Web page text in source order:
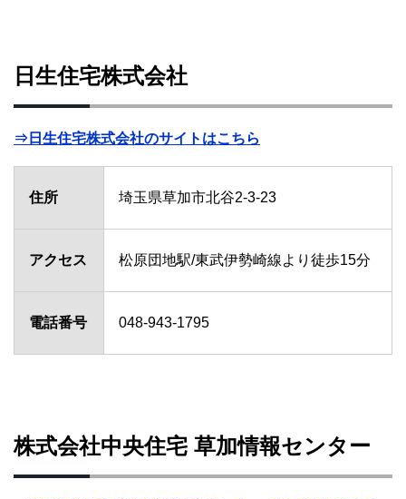
日生住宅株式会社
⇒日生住宅株式会社のサイトはこちら
住所 埼玉県草加市北谷2-3-23
アクセス 松原団地駅/東武伊勢崎線より徒歩15分
電話番号 048-943-1795
株式会社中央住宅 草加情報センター